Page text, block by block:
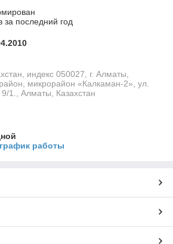
за последний год
индекс 050027, г. Алматы,
микрорайон «Калкаман-2», ул.
1., Алматы, Казахстан
работы